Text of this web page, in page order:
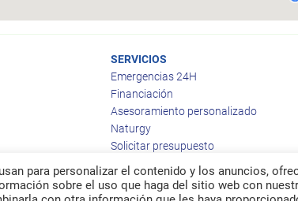
SERVICIOS
Emergencias 24H
Financiación
Asesoramiento personalizado
Naturgy
Solicitar presupuesto
para personalizar el contenido y los anuncios,
sobre el uso que haga del sitio web con